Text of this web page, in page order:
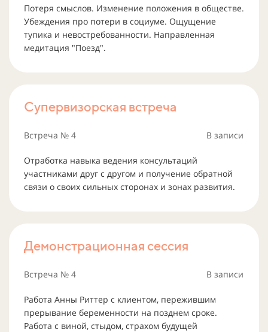
Потеря смыслов. Изменение положения в обществе.
Убеждения про потери в социуме. Ощущение
тупика и невостребованности. Направленная
медитация "Поезд".
Супервизорская встреча
Встреча № 4 В записи
Отработка навыка ведения консультаций
участниками друг с другом и получение обратной
связи о своих сильных сторонах и зонах развития.
Демонстрационная сессия
Встреча № 4 В записи
Работа Анны Риттер с клиентом, пережившим
прерывание беременности на позднем сроке.
Работа с виной, стыдом, страхом будущей